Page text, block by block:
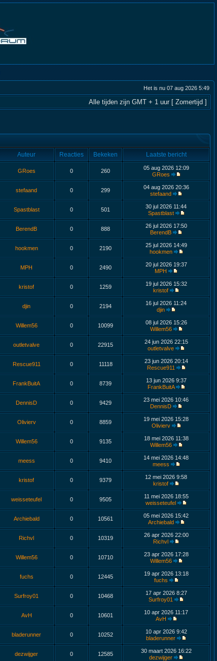
Het is nu 07 aug 2026 5:49
Alle tijden zijn GMT + 1 uur [ Zomertijd ]
Auteur Reacties Bekeken Laatste bericht
GRoes 0 260
05 aug 2026 12:09
GRoes
stefaand 0 299
04 aug 2026 20:36
stefaand
Spastblast 0 501
30 jul 2026 11:44
Spastblast
BerendB 0 888
26 jul 2026 17:50
BerendB
hookmen 0 2190
25 jul 2026 14:49
hookmen
MPH 0 2490
20 jul 2026 19:37
MPH
kristof 0 1259
19 jul 2026 15:32
kristof
djin 0 2194
16 jul 2026 11:24
djin
Willem56 0 10099
08 jul 2026 15:26
Willem56
outletvalve 0 22915
24 jun 2026 22:15
outletvalve
Rescue911 0 11118
23 jun 2026 20:14
Rescue911
FrankBuitA 0 8739
13 jun 2026 9:37
FrankBuitA
DennisD 0 9429
23 mei 2026 10:46
DennisD
Olivierv 0 8859
19 mei 2026 15:28
Olivierv
Willem56 0 9135
18 mei 2026 11:38
Willem56
meess 0 9410
14 mei 2026 14:48
meess
kristof 0 9379
12 mei 2026 9:58
kristof
weisseteufel 0 9505
11 mei 2026 18:55
weisseteufel
Archiebald 0 10561
05 mei 2026 15:42
Archiebald
Richvl 0 10319
26 apr 2026 22:00
Richvl
Willem56 0 10710
23 apr 2026 17:28
Willem56
fuchs 0 12445
19 apr 2026 13:18
fuchs
Surfroy01 0 10468
17 apr 2026 8:27
Surfroy01
AvH 0 10601
10 apr 2026 11:17
AvH
bladerunner 0 10252
10 apr 2026 9:42
bladerunner
dezwijger 0 12585
30 maart 2026 16:22
dezwijger